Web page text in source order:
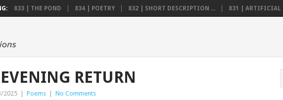
833 | THE POND 834 | POETRY 832 | SHORT DESCRIPTION ... 831 | ARTIFICIAL
RETURN
2025 Poems No Comments